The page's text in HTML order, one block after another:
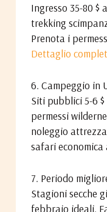
Ingresso 35-80 $
trekking
Prenota i
Dettaglio
6. Campeggio in
Siti pubblici 5-6
permessi
noleggio
safari economica
7. Periodo
Stagioni secche
febbraio ideali.